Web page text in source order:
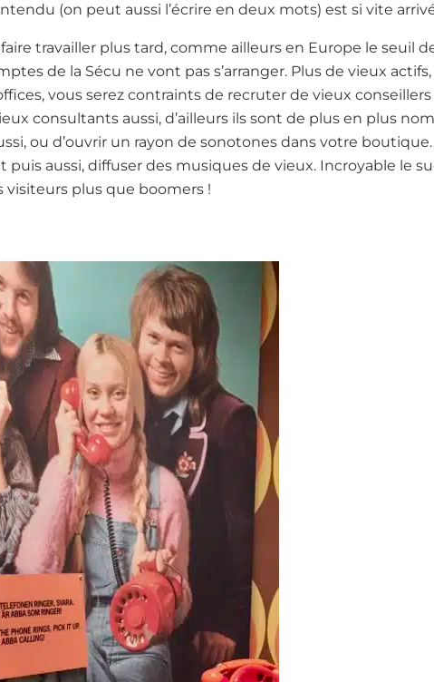
(on peut aussi l’écrire en deux mots) est si vite
travailler plus tard, comme ailleurs en Europe le seuil
de la Sécu ne vont pas s’arranger. Plus de vieux actifs,
vous serez contraints de recruter de vieux
consultants aussi, d’ailleurs ils sont de plus en plus
ou d’ouvrir un rayon de sonotones dans votre
puis aussi, diffuser des musiques de vieux. Incroyable le
visiteurs plus que boomers !